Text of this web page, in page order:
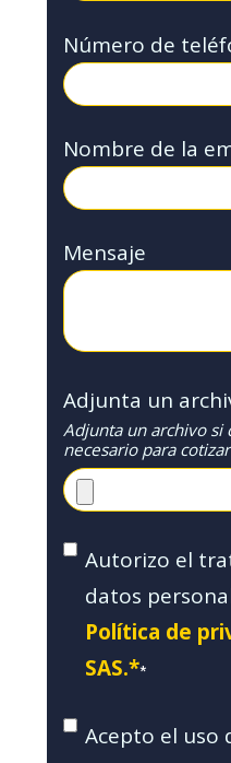
Número de
Nombre de la
Mensaje
Adjunta un
Adjunta un archivo si
necesario para cotizar
Autorizo el
datos
Política de
SAS.**
Acepto el uso